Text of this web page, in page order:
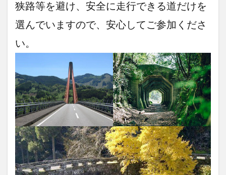
狭路等を避け、安全に走行できる道だけを
選んでいますので、安心してご参加くださ
い。